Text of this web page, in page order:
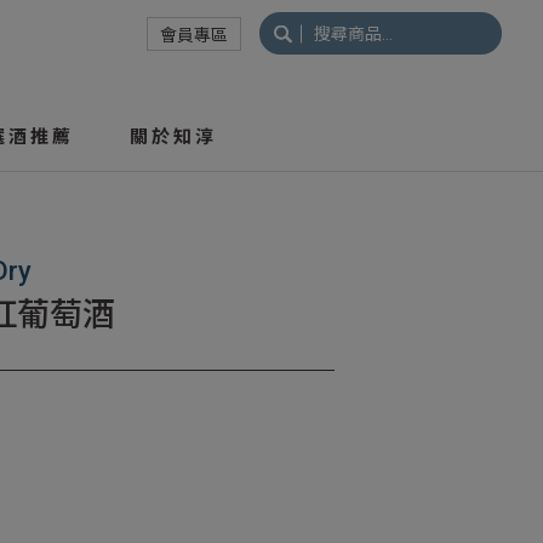
會員專區
搜
尋
酒推薦 關於知淳
葡萄酒